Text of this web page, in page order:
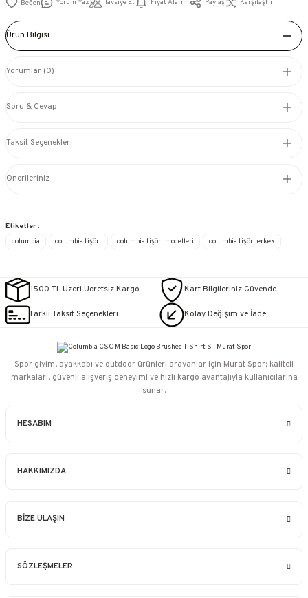
Yorum Yaz Tavsiye Et Fiyat Alarmı Paylaş Karşılaştır
Ürün Bilgisi
Yorumlar (0)
Soru & Cevap
Taksit Seçenekleri
Önerileriniz
Etiketler :
columbia
columbia tişört columbia tişört modelleri columbia tişört erkek
1500 TL Üzeri Ücretsiz Kargo Kart Bilgileriniz Güvende
Farklı Taksit Seçenekleri Kolay Değişim ve İade
HESABIM
HAKKIMIZDA
BİZE ULAŞIN
SÖZLEŞMELER
Spor giyim, ayakkabı ve outdoor ürünleri arayanlar için Murat Spor; kaliteli
markaları, güvenli alışveriş deneyimi ve hızlı kargo avantajıyla kullanıcılarına
sunar.